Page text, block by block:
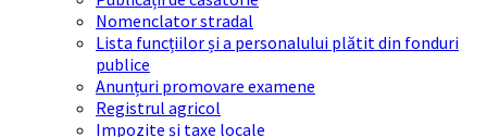
Nomenclator stradal
Lista funcțiilor și a personalului plătit din fonduri
publice
Anunțuri promovare examene
Registrul agricol
Impozite și taxe locale